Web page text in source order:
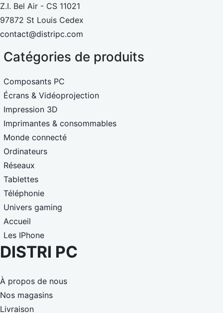
Z.I. Bel Air - CS 11021
97872 St Louis Cedex
contact@distripc.com
Catégories de produits
Composants PC
Écrans & Vidéoprojection
Impression 3D
Imprimantes & consommables
Monde connecté
Ordinateurs
Réseaux
Tablettes
Téléphonie
Univers gaming
Accueil
Les IPhone
DISTRI PC
À propos de nous
Nos magasins
Livraison